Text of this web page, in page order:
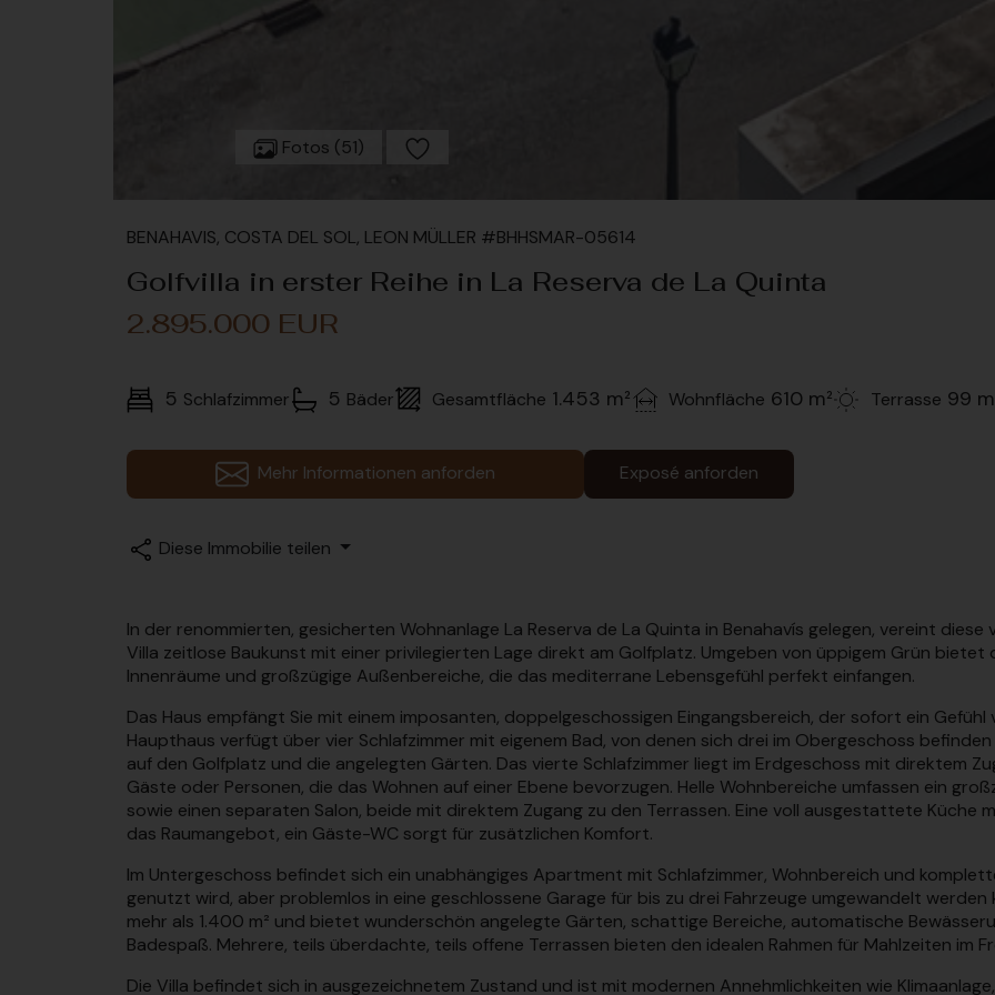
Fotos (51)
BENAHAVIS, COSTA DEL SOL, LEON MÜLLER #BHHSMAR-05614
Golfvilla in erster Reihe in La Reserva de La Quinta
2.895.000 EUR
5 Schlafzimmer 5 Bäder Gesamtfläche 1.453 m² Wohnfläche 610 m² Terrasse 99
Mehr Informationen anforden Exposé anforden
Diese Immobilie teilen
In der renommierten, gesicherten Wohnanlage La Reserva de La Quinta in Benahavís gelegen, vereint
Villa zeitlose Baukunst mit einer privilegierten Lage direkt am Golfplatz. Umgeben von üppigem Grün
Innenräume und großzügige Außenbereiche, die das mediterrane Lebensgefühl perfekt einfangen.
Das Haus empfängt Sie mit einem imposanten, doppelgeschossigen Eingangsbereich, der sofort ein
Haupthaus verfügt über vier Schlafzimmer mit eigenem Bad, von denen sich drei im Obergeschoss
auf den Golfplatz und die angelegten Gärten. Das vierte Schlafzimmer liegt im Erdgeschoss mit direktem
Gäste oder Personen, die das Wohnen auf einer Ebene bevorzugen. Helle Wohnbereiche umfassen ein
sowie einen separaten Salon, beide mit direktem Zugang zu den Terrassen. Eine voll ausgestattete
das Raumangebot, ein Gäste-WC sorgt für zusätzlichen Komfort.
Im Untergeschoss befindet sich ein unabhängiges Apartment mit Schlafzimmer, Wohnbereich und
genutzt wird, aber problemlos in eine geschlossene Garage für bis zu drei Fahrzeuge umgewandelt
mehr als 1.400 m² und bietet wunderschön angelegte Gärten, schattige Bereiche, automatische
Badespaß. Mehrere, teils überdachte, teils offene Terrassen bieten den idealen Rahmen für Mahlzeiten im
Die Villa befindet sich in ausgezeichnetem Zustand und ist mit modernen Annehmlichkeiten wie